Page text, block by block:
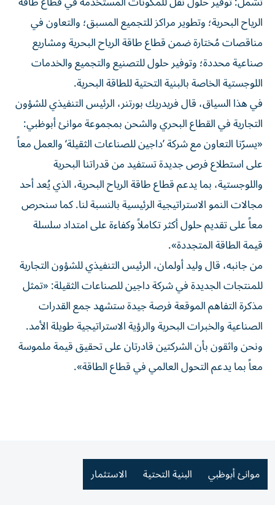
الرياح البحرية؛ وتطوير مراكز للتجميع المسبق؛ والتعاون في
مناقصات مُختارة ضمن قطاع طاقة الرياح البحرية ومشاريع
صناعية محددة؛ وتوفير حلول للتصنيع والتجميع والخدمات
اللوجستية الخاصة بالبنية التحتية للطاقة البحرية.
في هذا السياق، قال فريدريك بورتنر، الرئيس التنفيذي للشؤون
التجارية في القطاع البحري والشحن بمجموعة موانئ أبوظبي:
«يسرّنا التعاون مع شركة ’داجين للصناعات الثقيلة‘ والعمل معاً
على استطلاع فرص جديدة تستفيد من قدراتنا البحرية
واللوجستية، بما يدعم قطاع طاقة الرياح البحرية، الذي يُعد أحد
مجالات النمو الاستراتيجية الرئيسية بالنسبة لنا. كما سنحرص
معاً على تقديم حلول أكثر تكاملاً وكفاءة على امتداد سلسلة
قيمة الطاقة المتجددة».
من جانبه، قال وليد أولمان، الرئيس التنفيذي للشؤون التجارية
للمنتجات الجديدة في شركة داجين للصناعات الثقيلة: «تمثل
مذكرة التفاهم الموقعة فرصة جيدة ستشهد جمع القدرات
الصناعية والخبرات البحرية والرؤية الاستراتيجية طويلة الأمد.
ونحن واثقون بأن الشركتين قادرتان على تحقيق قيمة ملموسة
معاً بما يدعم التحول العالمي في قطاع الطاقة».
موانئ أبوظبي البنية التحتية الاستثمار